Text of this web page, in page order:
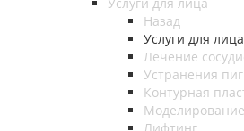
Назад
Услуги для лица
Лечение
Устранения
Контурная